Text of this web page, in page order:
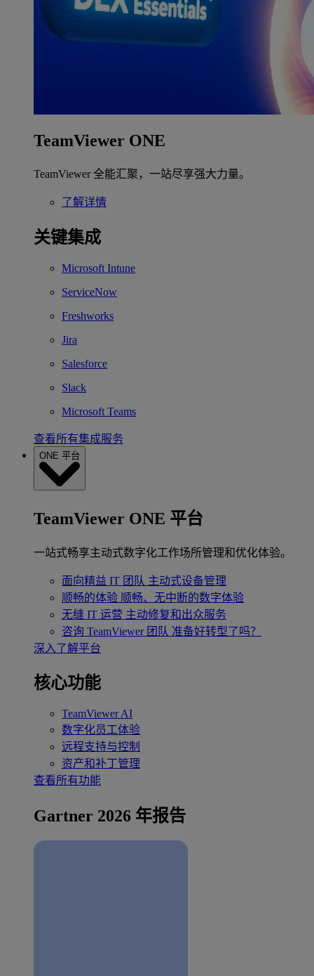
TeamViewer ONE
TeamViewer 全能汇聚，一站尽享强大力量。
了解详情
关键集成
Microsoft Intune
ServiceNow
Freshworks
Jira
Salesforce
Slack
Microsoft Teams
查看所有集成服务
ONE 平台
TeamViewer ONE 平台
一站式畅享主动式数字化工作场所管理和优化体验。
面向精益 IT 团队 主动式设备管理
顺畅的体验 顺畅、无中断的数字体验
无缝 IT 运营 主动修复和出众服务
咨询 TeamViewer 团队 准备好转型了吗？
深入了解平台
核心功能
TeamViewer AI
数字化员工体验
远程支持与控制
资产和补丁管理
查看所有功能
Gartner 2026 年报告